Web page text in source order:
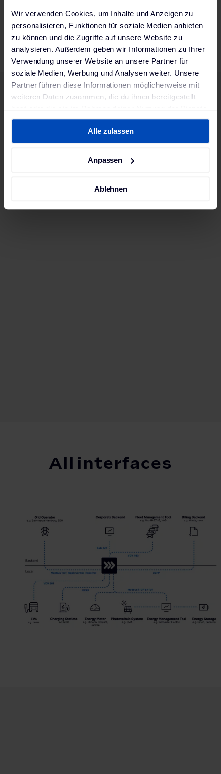
Wir verwenden Cookies, um Inhalte und Anzeigen zu
personalisieren, Funktionen für soziale Medien anbieten
zu können und die Zugriffe auf unsere Website zu
analysieren. Außerdem geben wir Informationen zu Ihrer
Verwendung unserer Website an unsere Partner für
soziale Medien, Werbung und Analysen weiter. Unsere
Partner führen diese Informationen möglicherweise mit
weiteren Daten zusammen, die du ihnen bereitgestellt
gesammelt haben. Weitere Informationen findest du in
Datenschutzerklärungund unserem
Impressum.
Alle zulassen
Anpassen
Ablehnen
All interfaces